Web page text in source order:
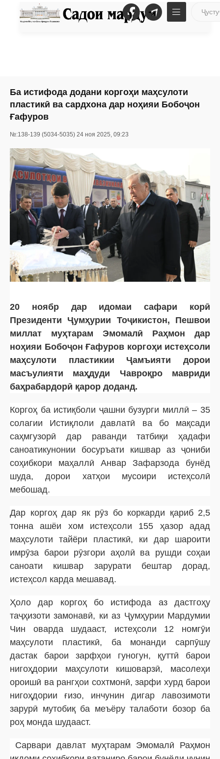
Ба истифода додани коргоҳи маҳсулоти
пластикӣ ва сардхона дар ноҳияи Бобоҷон
Ғафуров
№:138-139 (5034-5035) 24 ноя 2025, 09:23
20 ноябр дар идомаи сафари корӣ
Президенти Ҷумҳурии Тоҷикистон, Пешвои
миллат муҳтарам Эмомалӣ Раҳмон дар
ноҳияи Бобоҷон Ғафуров коргоҳи истеҳсоли
маҳсулоти пластикии Ҷамъияти дорои
масъулияти маҳдуди Чавроқро мавриди
баҳрабардорӣ қарор доданд.
Коргоҳ ба истиқболи ҷашни бузурги миллӣ – 35
солагии Истиқлоли давлатӣ ва бо мақсади
саҳмгузорӣ дар раванди татбиқи ҳадафи
саноатикунонии босуръати кишвар аз ҷониби
соҳибкори маҳаллӣ Анвар Зафарзода бунёд
шуда, дорои хатҳои мусоири истеҳсолӣ
мебошад.
Дар коргоҳ дар як рӯз бо коркарди қариб 2,5
тонна ашёи хом истеҳсоли 155 ҳазор адад
маҳсулоти тайёри пластикӣ, ки дар шароити
имрӯза барои рӯзгори аҳолӣ ва рушди соҳаи
саноати кишвар зарурати бештар дорад,
истеҳсол карда мешавад.
Ҳоло дар коргоҳ бо истифода аз дастгоҳу
таҷҳизоти замонавӣ, ки аз Ҷумҳурии Мардумии
Чин оварда шудааст, истеҳсоли 12 номгӯи
маҳсулоти пластикӣ, ба монанди сарпӯшу
дастак барои зарфҳои гуногун, қуттӣ барои
нигоҳдории маҳсулоти кишоварзӣ, масолеҳи
ороишӣ ва рангҳои сохтмонӣ, зарфи хурд барои
нигоҳдории ғизо, инчунин дигар лавозимоти
зарурӣ мутобиқ ба меъёру талаботи бозор ба
роҳ монда шудааст.
Сарвари давлат муҳтарам Эмомалӣ Раҳмон